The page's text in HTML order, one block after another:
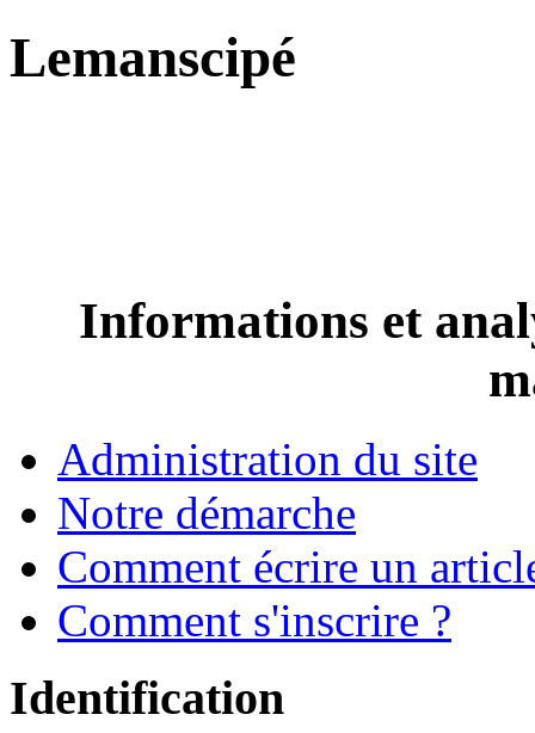
Lemanscipé
Informations et
Administration du site
Notre démarche
Comment écrire un
Comment s'inscrire ?
Identification